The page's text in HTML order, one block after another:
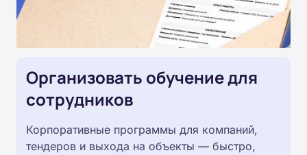
Организовать обучение для
сотрудников
Корпоративные программы для компаний,
тендеров и выхода на объекты — быстро,